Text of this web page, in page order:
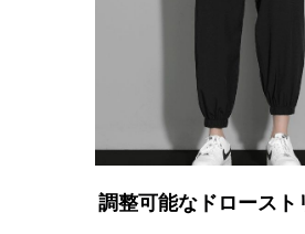
調整可能なドロースト